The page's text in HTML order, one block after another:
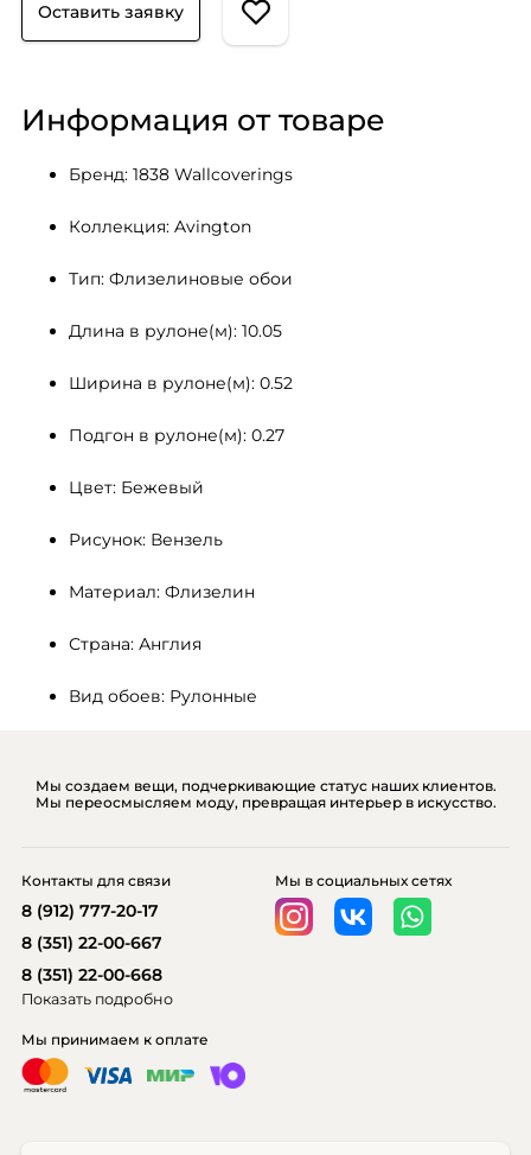
Оставить заявку
Информация от товаре
Бренд: 1838 Wallcoverings
Коллекция: Avington
Тип: Флизелиновые обои
Длина в рулоне(м): 10.05
Ширина в рулоне(м): 0.52
Подгон в рулоне(м): 0.27
Цвет: Бежевый
Рисунок: Вензель
Материал: Флизелин
Страна: Англия
Вид обоев: Рулонные
Мы создаем вещи, подчеркивающие статус наших клиентов.
Мы переосмысляем моду, превращая интерьер в искусство.
Мы принимаем к оплате
Мы в социальных сетях
Контакты для связи
8 (912) 777-20-17
8 (351) 22-00-667
8 (351) 22-00-668
Показать подробно